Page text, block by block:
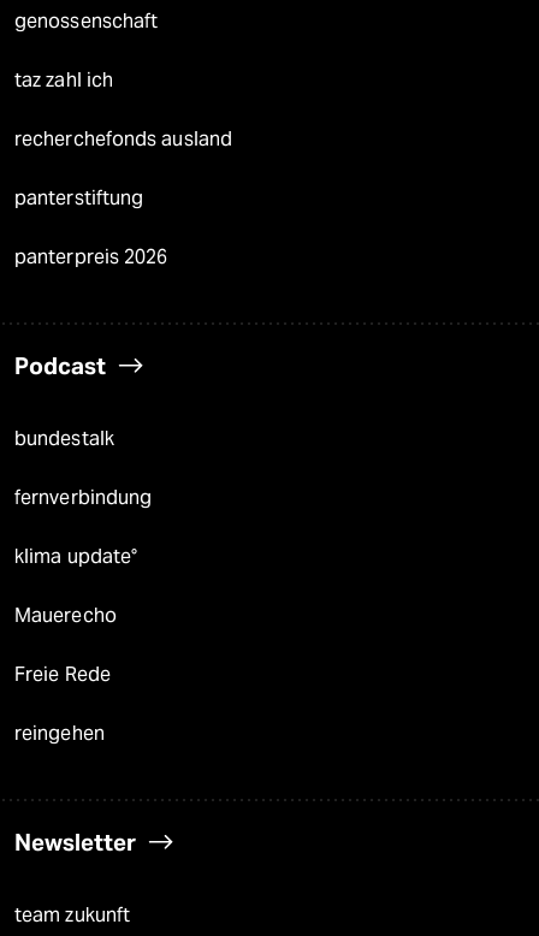
genossenschaft
taz zahl ich
recherchefonds ausland
panterstiftung
panterpreis 2026
Podcast
bundestalk
fernverbindung
klima update°
Mauerecho
Freie Rede
reingehen
Newsletter
team zukunft